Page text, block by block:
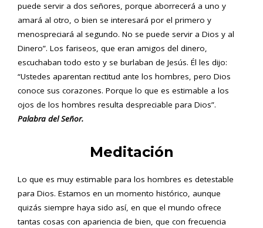
puede servir a dos señores, porque aborrecerá a uno y
amará al otro, o bien se interesará por el primero y
menospreciará al segundo. No se puede servir a Dios y al
Dinero”. Los fariseos, que eran amigos del dinero,
escuchaban todo esto y se burlaban de Jesús. Él les dijo:
“Ustedes aparentan rectitud ante los hombres, pero Dios
conoce sus corazones. Porque lo que es estimable a los
ojos de los hombres resulta despreciable para Dios”.
Palabra del Señor.
Meditación
Lo que es muy estimable para los hombres es detestable
para Dios. Estamos en un momento histórico, aunque
quizás siempre haya sido así, en que el mundo ofrece
tantas cosas con apariencia de bien, que con frecuencia